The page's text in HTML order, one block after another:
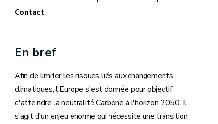
Contact
En bref
Afin de limiter les risques liés aux changements
climatiques, l'Europe s'est donnée pour objectif
d'atteindre la neutralité Carbone à l'horizon 2050. Il
s'agit d'un enjeu énorme qui nécessite une transition